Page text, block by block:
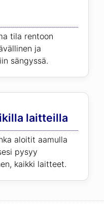
tila rentoon
ja
sängyssä.
laitteilla
aloitit aamulla
pysyy
kaikki laitteet.